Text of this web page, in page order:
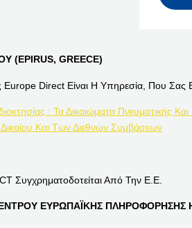
(EPIRUS, GREECE)
Direct Είναι Η Υπηρεσία, Που Σας
: Τα Δικαιώματα Πνευματικής
Και Των Διεθνών Συμβάσεων
Συγχρηματοδοτείται Από Την Ε.Ε.
ΕΥΡΩΠΑΪΚΗΣ ΠΛΗΡΟΦΟΡΗΣΗΣ